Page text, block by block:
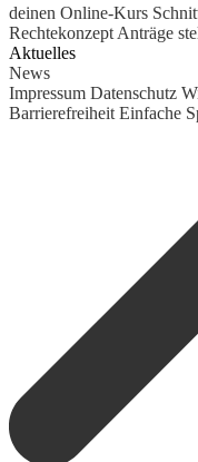
deinen Online-Kurs
Rechtekonzept Anträge
Aktuelles
News
Impressum Datenschutz
Barrierefreiheit Einfache